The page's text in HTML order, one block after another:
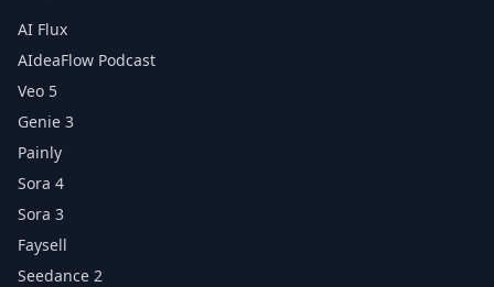
AI Flux
AIdeaFlow Podcast
Veo 5
Genie 3
Painly
Sora 4
Sora 3
Faysell
Seedance 2